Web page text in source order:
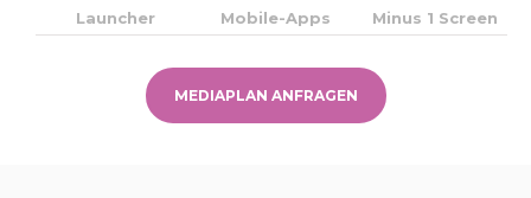
Launcher Mobile-Apps Minus 1 Screen
MEDIAPLAN ANFRAGEN